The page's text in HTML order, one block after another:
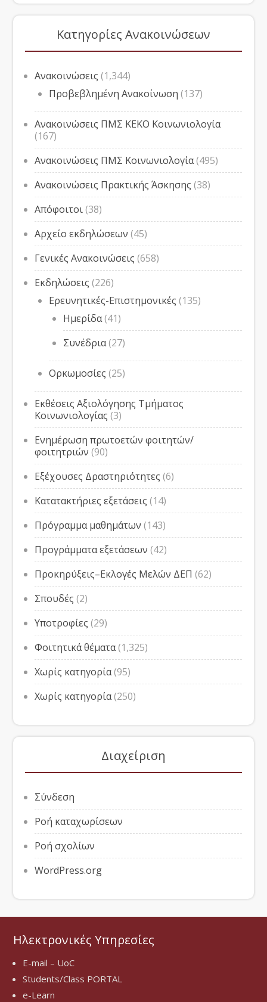
Κατηγορίες Ανακοινώσεων
Ανακοινώσεις (1,344)
Προβεβλημένη Ανακοίνωση (137)
Ανακοινώσεις ΠΜΣ ΚΕΚΟ Κοινωνιολογία
(167)
Ανακοινώσεις ΠΜΣ Κοινωνιολογία(495)
Ανακοινώσεις Πρακτικής Άσκησης (38)
Απόφοιτοι(38)
Αρχείο εκδηλώσεων (45)
Γενικές Ανακοινώσεις (658)
Εκδηλώσεις (226)
Ερευνητικές-Επιστημονικές (135)
Ημερίδα(41)
Συνέδρια(27)
Ορκωμοσίες (25)
Εκθέσεις Αξιολόγησης Τμήματος
Κοινωνιολογίας (3)
Ενημέρωση πρωτοετών φοιτητών/
φοιτητριών (90)
Εξέχουσες Δραστηριότητες (6)
Κατατακτήριες εξετάσεις (14)
Πρόγραμμα μαθημάτων (143)
Προγράμματα εξετάσεων (42)
Προκηρύξεις–Εκλογές Μελών ΔΕΠ (62)
Σπουδές (2)
Υποτροφίες (29)
Φοιτητικά θέματα(1,325)
Χωρίς κατηγορία(95)
Χωρίς κατηγορία(250)
Διαχείριση
Σύνδεση
Ροή καταχωρίσεων
Ροή σχολίων
WordPress.org
Ηλεκτρονικές Υπηρεσίες
E-mail – UoC
Students/Class PORTAL
e-Learn